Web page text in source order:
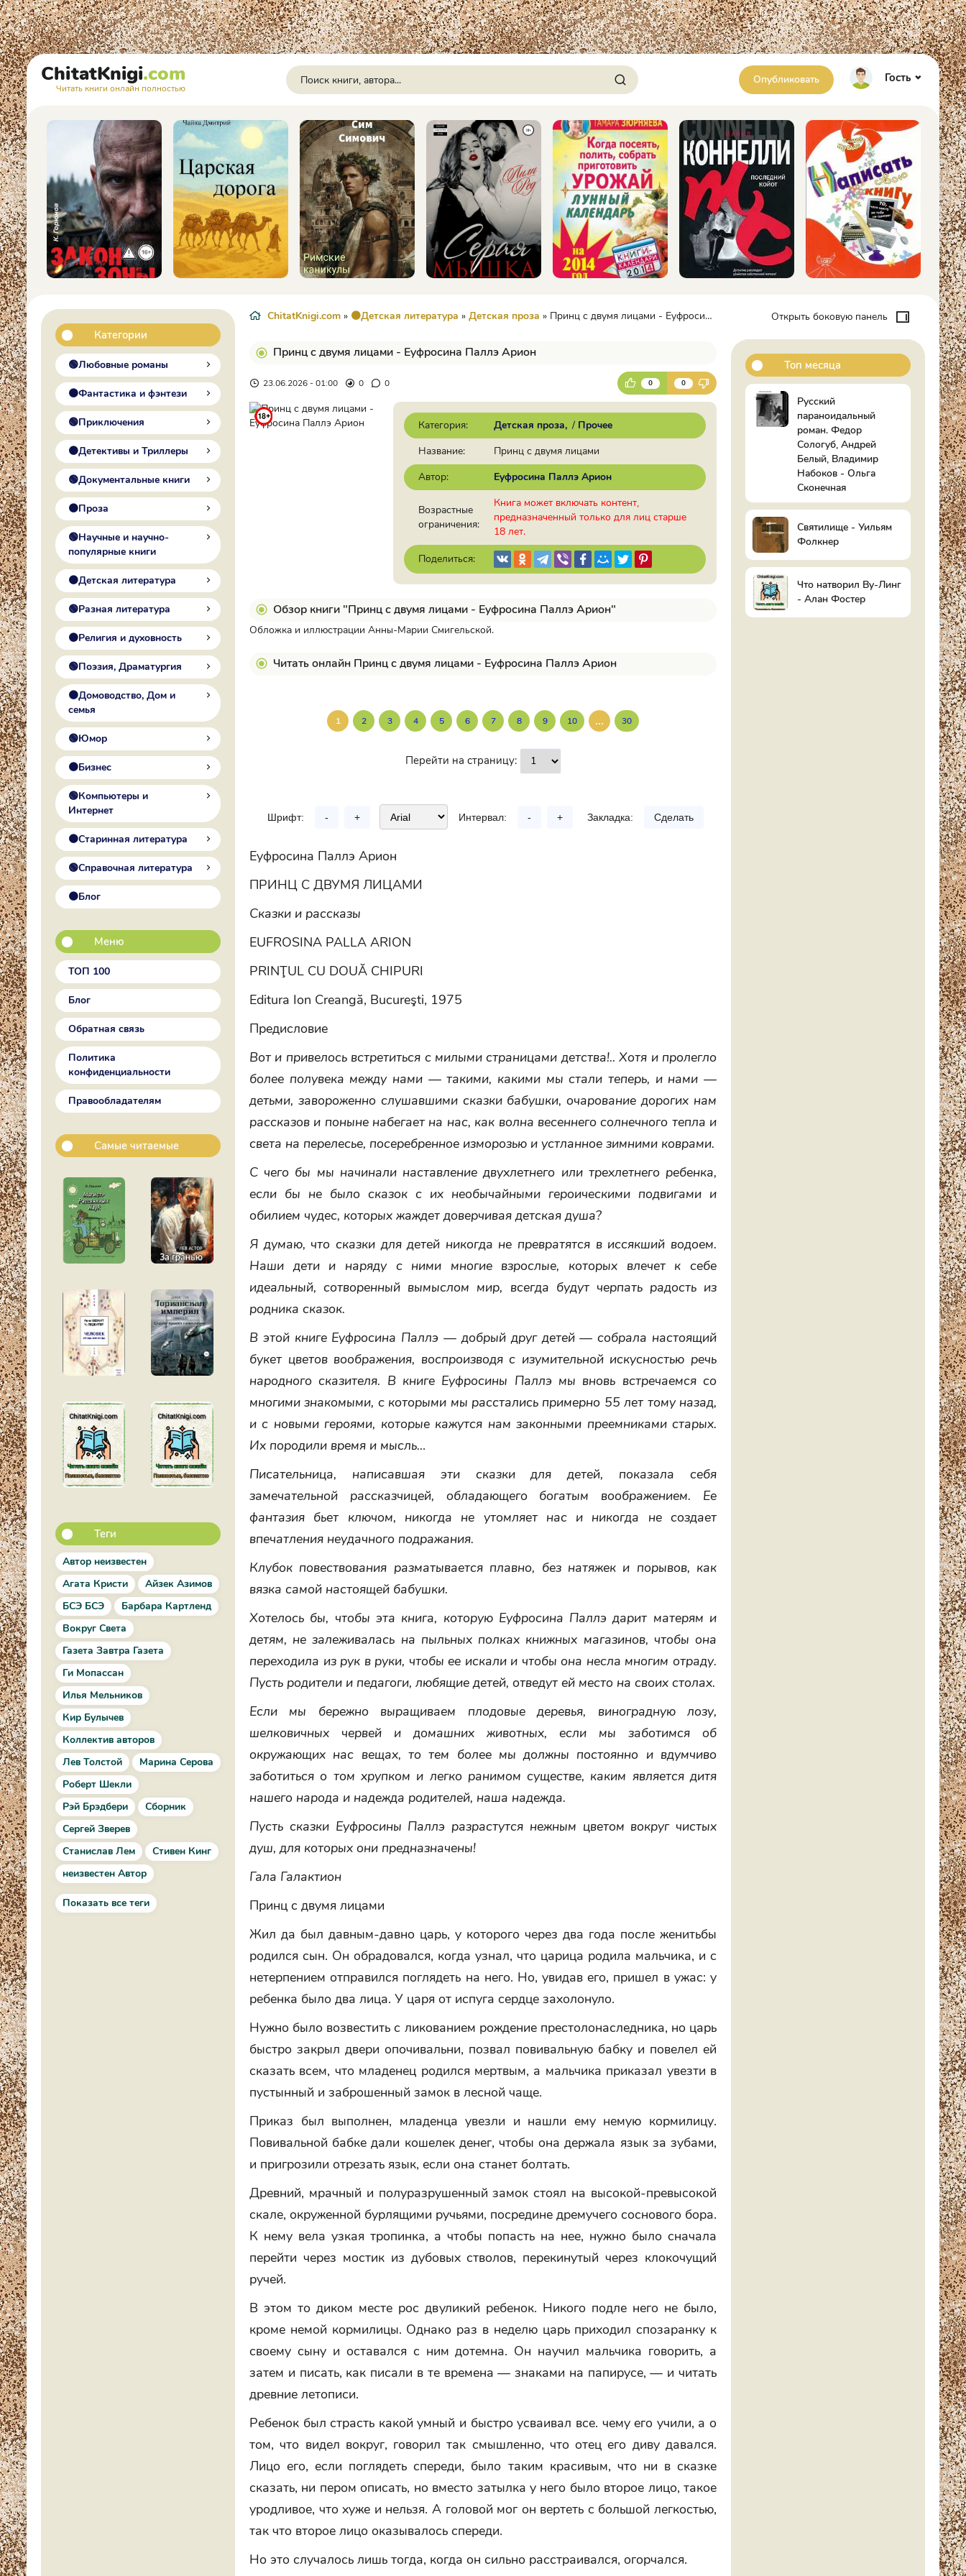
ChitatKnigi.com
Читать книги онлайн полностью
Опубликовать Гость
Категории
🟢Любовные романы
🟠Фантастика и фэнтези
🟢Приключения
🟠Детективы и Триллеры
🟢Документальные книги
🟠Проза
🟢Научные и научно-
популярные книги
🟠Детская литература
🟢Разная литература
🟠Религия и духовность
🟢Поэзия, Драматургия
🟠Домоводство, Дом и
семья
🟢Юмор
🟠Бизнес
🟢Компьютеры и
Интернет
🟠Старинная литература
🟢Справочная литература
🟠Блог
Меню
ТОП 100
Блог
Обратная связь
Политика
конфиденциальности
Правообладателям
Самые читаемые
Теги
Автор неизвестен
Агата Кристи
Айзек Азимов
БСЭ БСЭ
Барбара Картленд
Вокруг Света
Газета Завтра Газета
Ги Мопассан
Илья Мельников
Кир Булычев
Коллектив авторов
Лев Толстой
Марина Серова
Роберт Шекли
Рэй Брэдбери
Сборник
Сергей Зверев
Станислав Лем
Стивен Кинг
неизвестен Автор
Показать все теги
ChitatKnigi.com » 🟠Детская литература » Детская проза » Принц с двумя лицами - Еуфросина Паллэ Арион
Принц с двумя лицами - Еуфросина Паллэ Арион
23.06.2026 - 01:00 0 0 0 0
Категория: Детская проза / Прочее
Название:
Принц с двумя лицами
Автор:
Еуфросина Паллэ Арион
Возрастные
ограничения:
Книга может включать контент,
предназначенный только для лиц старше
18 лет.
Поделиться:
Обзор книги "Принц с двумя лицами - Еуфросина Паллэ Арион"
Обложка и иллюстрации Анны-Марии Смигельской.
Читать онлайн Принц с двумя лицами - Еуфросина Паллэ Арион
1 2 3 4 5 6 7 8 9 10 ... 30
Перейти на страницу:
Шрифт: - + Интервал: - + Закладка: Сделать
Еуфросина Паллэ Арион
ПРИНЦ С ДВУМЯ ЛИЦАМИ
Сказки и рассказы
EUFROSINA PALLA ARION
PRINŢUL CU DOUĂ CHIPURI
Editura Ion Creangă, Bucureşti, 1975
Предисловие
Вот и привелось встретиться с милыми страницами детства!.. Хотя и пролегло
более полувека между нами — такими, какими мы стали теперь, и нами —
детьми, завороженно слушавшими сказки бабушки, очарование дорогих нам
рассказов и поныне набегает на нас, как волна весеннего солнечного тепла и
света на перелесье, посеребренное изморозью и устланное зимними коврами.
С чего бы мы начинали наставление двухлетнего или трехлетнего ребенка,
если бы не было сказок с их необычайными героическими подвигами и
обилием чудес, которых жаждет доверчивая детская душа?
Я думаю, что сказки для детей никогда не превратятся в иссякший водоем.
Наши дети и наряду с ними многие взрослые, которых влечет к себе
идеальный, сотворенный вымыслом мир, всегда будут черпать радость из
родника сказок.
В этой книге Еуфросина Паллэ — добрый друг детей — собрала настоящий
букет цветов воображения, воспроизводя с изумительной искусностью речь
народного сказителя. В книге Еуфросины Паллэ мы вновь встречаемся со
многими знакомыми, с которыми мы расстались примерно 55 лет тому назад,
и с новыми героями, которые кажутся нам законными преемниками старых.
Их породили время и мысль…
Писательница, написавшая эти сказки для детей, показала себя
замечательной рассказчицей, обладающего богатым воображением. Ее
фантазия бьет ключом, никогда не утомляет нас и никогда не создает
впечатления неудачного подражания.
Клубок повествования разматывается плавно, без натяжек и порывов, как
вязка самой настоящей бабушки.
Хотелось бы, чтобы эта книга, которую Еуфросина Паллэ дарит матерям и
детям, не залеживалась на пыльных полках книжных магазинов, чтобы она
переходила из рук в руки, чтобы ее искали и чтобы она несла многим отраду.
Пусть родители и педагоги, любящие детей, отведут ей место на своих столах.
Если мы бережно выращиваем плодовые деревья, виноградную лозу,
шелковичных червей и домашних животных, если мы заботимся об
окружающих нас вещах, то тем более мы должны постоянно и вдумчиво
заботиться о том хрупком и легко ранимом существе, каким является дитя
нашего народа и надежда родителей, наша надежда.
Пусть сказки Еуфросины Паллэ разрастутся нежным цветом вокруг чистых
душ, для которых они предназначены!
Гала Галактион
Принц с двумя лицами
Жил да был давным-давно царь, у которого через два года после женитьбы
родился сын. Он обрадовался, когда узнал, что царица родила мальчика, и с
нетерпением отправился поглядеть на него. Но, увидав его, пришел в ужас: у
ребенка было два лица. У царя от испуга сердце захолонуло.
Нужно было возвестить с ликованием рождение престолонаследника, но царь
быстро закрыл двери опочивальни, позвал повивальную бабку и повелел ей
сказать всем, что младенец родился мертвым, а мальчика приказал увезти в
пустынный и заброшенный замок в лесной чаще.
Приказ был выполнен, младенца увезли и нашли ему немую кормилицу.
Повивальной бабке дали кошелек денег, чтобы она держала язык за зубами,
и пригрозили отрезать язык, если она станет болтать.
Древний, мрачный и полуразрушенный замок стоял на высокой-превысокой
скале, окруженной бурлящими ручьями, посредине дремучего соснового бора.
К нему вела узкая тропинка, а чтобы попасть на нее, нужно было сначала
перейти через мостик из дубовых стволов, перекинутый через клокочущий
ручей.
В этом то диком месте рос двуликий ребенок. Никого подле него не было,
кроме немой кормилицы. Однако раз в неделю царь приходил спозаранку к
своему сыну и оставался с ним дотемна. Он научил мальчика говорить, а
затем и писать, как писали в те времена — знаками на папирусе, — и читать
древние летописи.
Ребенок был страсть какой умный и быстро усваивал все. чему его учили, а о
том, что видел вокруг, говорил так смышленно, что отец его диву давался.
Лицо его, если поглядеть спереди, было таким красивым, что ни в сказке
сказать, ни пером описать, но вместо затылка у него было второе лицо, такое
уродливое, что хуже и нельзя. А головой мог он вертеть с большой легкостью,
так что второе лицо оказывалось спереди.
Но это случалось лишь тогда, когда он сильно расстраивался, огорчался.
Открыть боковую панель
Топ месяца
Русский
параноидальный
роман. Федор
Сологуб, Андрей
Белый, Владимир
Набоков - Ольга
Сконечная
Святилище - Уильям
Фолкнер
Что натворил Ву-Линг
- Алан Фостер